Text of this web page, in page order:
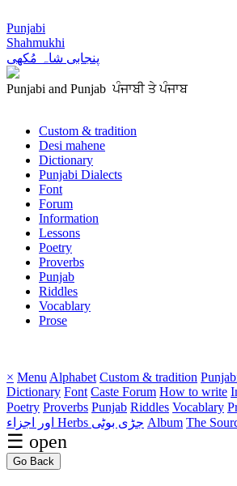
Punjabi
Shahmukhi
پنجابی شاہ مُکھی
Punjabi and Punjab ਪੰਜਾਬੀ ਤੇ ਪੰਜਾਬ
Custom & tradition
Desi mahene
Dictionary
Punjabi Dialects
Font
Forum
Information
Lessons
Poetry
Proverbs
Punjab
Riddles
Vocablary
Prose
× Menu Alphabet Custom & tradition
Dictionary Font Caste Forum How to write
Poetry Proverbs Punjab Riddles Vocablary
Herbs جڑی بوٹی Album The
☰ open
Go Back